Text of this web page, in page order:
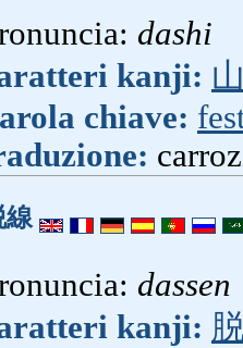
dashi
kanji:
chiave:
線
dassen
kanji: